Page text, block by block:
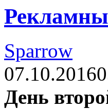
Sparrow
07.10.2016
День